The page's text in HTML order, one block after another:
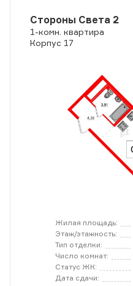
Стороны Света 2
1-комн. квартира
Корпус 17
Жилая площадь:
Этаж/этажность:
Тип отделки:
Число комнат:
Статус ЖК:
Дата сдачи: